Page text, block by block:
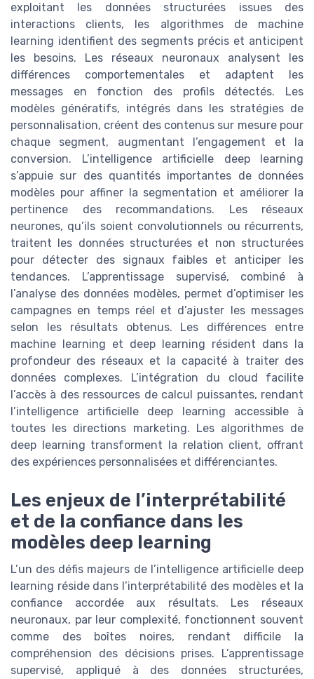
exploitant les données structurées issues des
interactions clients, les algorithmes de machine
learning identifient des segments précis et anticipent
les besoins. Les réseaux neuronaux analysent les
différences comportementales et adaptent les
messages en fonction des profils détectés. Les
modèles génératifs, intégrés dans les stratégies de
personnalisation, créent des contenus sur mesure pour
chaque segment, augmentant l’engagement et la
conversion. L’intelligence artificielle deep learning
s’appuie sur des quantités importantes de données
modèles pour affiner la segmentation et améliorer la
pertinence des recommandations. Les réseaux
neurones, qu’ils soient convolutionnels ou récurrents,
traitent les données structurées et non structurées
pour détecter des signaux faibles et anticiper les
tendances. L’apprentissage supervisé, combiné à
l’analyse des données modèles, permet d’optimiser les
campagnes en temps réel et d’ajuster les messages
selon les résultats obtenus. Les différences entre
machine learning et deep learning résident dans la
profondeur des réseaux et la capacité à traiter des
données complexes. L’intégration du cloud facilite
l’accès à des ressources de calcul puissantes, rendant
l’intelligence artificielle deep learning accessible à
toutes les directions marketing. Les algorithmes de
deep learning transforment la relation client, offrant
des expériences personnalisées et différenciantes.
Les enjeux de l’interprétabilité
et de la confiance dans les
modèles deep learning
L’un des défis majeurs de l’intelligence artificielle deep
learning réside dans l’interprétabilité des modèles et la
confiance accordée aux résultats. Les réseaux
neuronaux, par leur complexité, fonctionnent souvent
comme des boîtes noires, rendant difficile la
compréhension des décisions prises. L’apprentissage
supervisé, appliqué à des données structurées,